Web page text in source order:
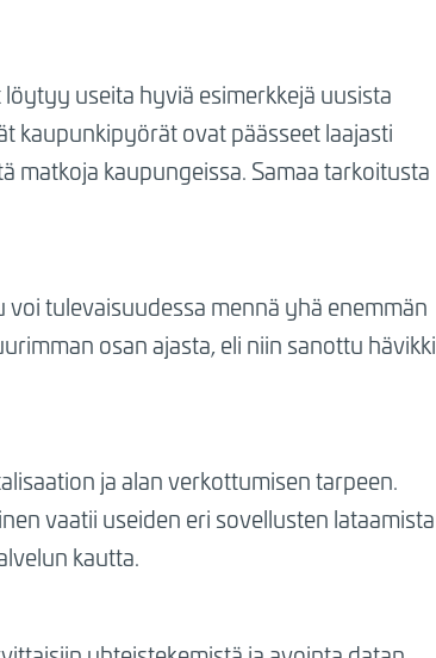
useita hyviä esimerkkejä uusista
kaupunkipyörät ovat päässeet laajasti
matkoja kaupungeissa. Samaa tarkoitusta
tulevaisuudessa mennä yhä enemmän
osan ajasta, eli niin sanottu hävikki
ja alan verkottumisen tarpeen.
vaatii useiden eri sovellusten lataamista
kautta.